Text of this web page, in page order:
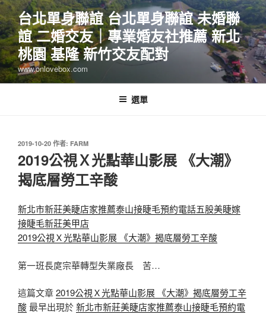
跳
至
主
要
內
容
台北單身聯誼 台北單身聯誼 未婚聯
誼 二婚交友｜專業婚友社推薦 新北
桃園 基隆 新竹交友配對
www.onlovebox.com
選單
發
於
2019-10-20 作者: FARM
2019公視Ｘ光點華山影展 《大潮》
揭底層勞工辛酸
新北市新莊美睫店家推薦泰山接睫毛預約電話五股美睫嫁
接睫毛新莊美甲店
2019公視Ｘ光點華山影展 《大潮》揭底層勞工辛酸
第一班長庹宗華轉型失業廠長 苦…
這篇文章2019公視Ｘ光點華山影展 《大潮》揭底層勞工辛
酸最早出現於新北市新莊美睫店家推薦泰山接睫毛預約電